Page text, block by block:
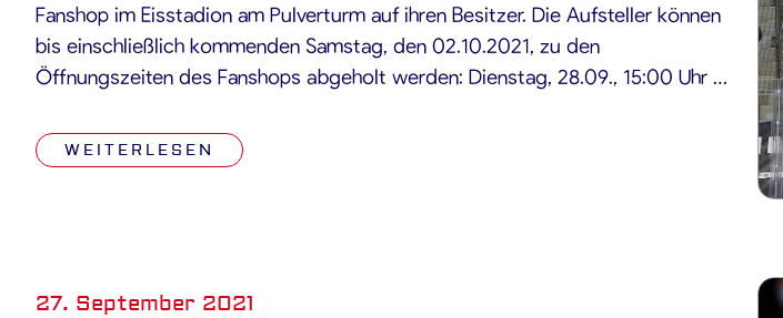
Fanshop im Eisstadion am Pulverturm auf ihren Besitzer. Die Aufsteller können
bis einschließlich kommenden Samstag, den 02.10.2021, zu den
Öffnungszeiten des Fanshops abgeholt werden: Dienstag, 28.09., 15:00 Uhr –
Uhr – 18:30 […]
WEITERLESEN
27. September 2021